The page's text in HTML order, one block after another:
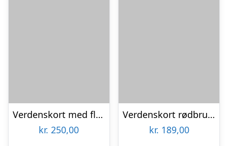
Verdenskort med flag af Illux
kr. 250,00
Verdenskort rødbrun af Illux
kr. 189,00